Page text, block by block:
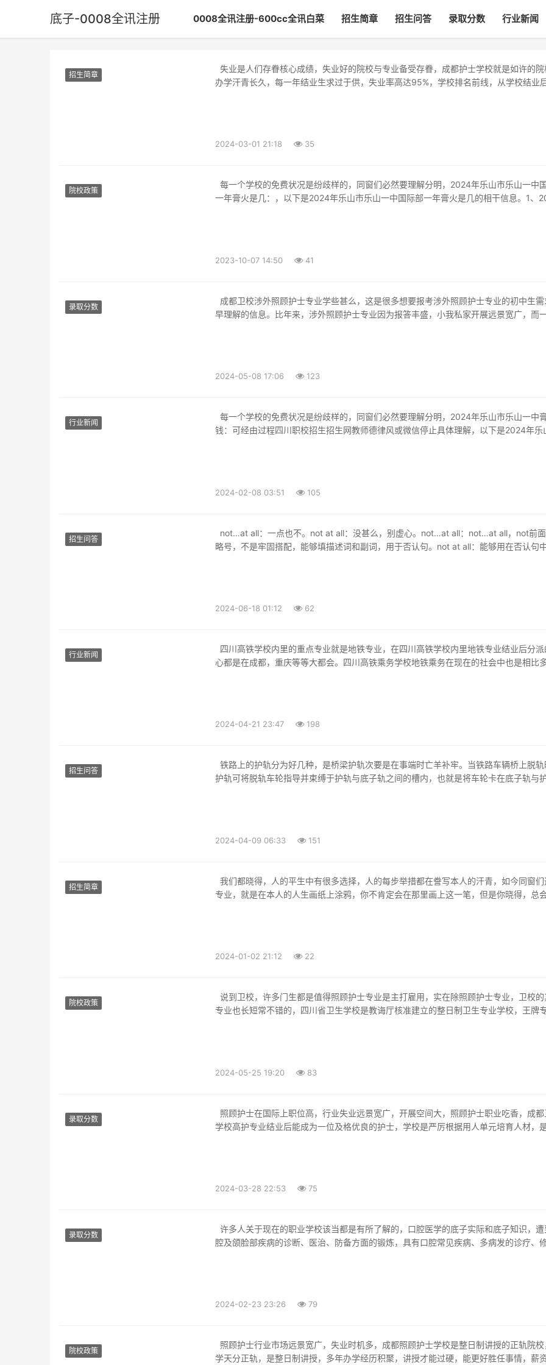
底子-0008全讯注册 0008全讯注册-600cc全讯白菜 招生简章 招生问答 录取分数 行业新闻
招生简章
办学汗青长久，每一年结业生求过于供，失业率高达95%，学校排名前线，从学校结业
2024-03-01 21:18 35
院校政策
一年膏火是几：，以下是2024年乐山市乐山一中国际部一年膏火是几的相干信息。1、
2023-10-07 14:50 41
录取分数
早理解的信息。比年来，涉外照顾护士专业因为报答丰盛，小我私家开展远景宽广，而
2024-05-08 17:06 123
行业新闻
钱：可经由过程四川职校招生招生网教师德律风或微信停止具体理解，以下是2024年乐
2024-02-08 03:51 105
招生问答
略号，不是牢固搭配，能够填描述词和副词，用于否认句。not at all：能够用在否认句
2024-06-18 01:12 62
行业新闻
心都是在成都，重庆等等大都会。四川高铁乘务学校地铁乘务在现在的社会中也是相比
2024-04-21 23:47 198
招生问答
护轨可将脱轨车轮指导并束缚于护轨与底子轨之间的槽内，也就是将车轮卡在底子轨与
2024-04-09 06:33 151
招生简章
专业，就是在本人的人生画纸上涂鸦，你不肯定会在那里画上这一笔，但是你晓得，总
2024-01-02 21:12 22
院校政策
专业也长短常不错的，四川省卫生学校是教诲厅核准建立的整日制卫生专业学校，王牌
2024-05-25 19:20 83
录取分数
学校高护专业结业后能成为一位及格优良的护士，学校是严厉根据用人单元培育人材，
2024-03-28 22:53 75
录取分数
腔及颌脸部疾病的诊断、医治、防备方面的锻炼，具有口腔常见疾病、多病发的诊疗、
2024-02-23 23:26 79
院校政策
学天分正轨，是整日制讲授，多年办学经历积聚，讲授才能过硬，能更好胜任事情，薪